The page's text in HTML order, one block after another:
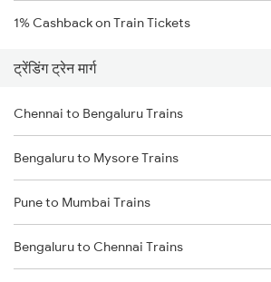
1% Cashback on Train Tickets
ट्रेंडिंग ट्रेन मार्ग
Chennai to Bengaluru Trains
Bengaluru to Mysore Trains
Pune to Mumbai Trains
Bengaluru to Chennai Trains